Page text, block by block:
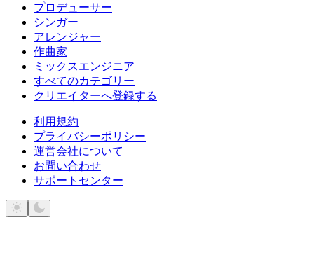
プロデューサー
シンガー
アレンジャー
作曲家
ミックスエンジニア
すべてのカテゴリー
クリエイターへ登録する
利用規約
プライバシーポリシー
運営会社について
お問い合わせ
サポートセンター